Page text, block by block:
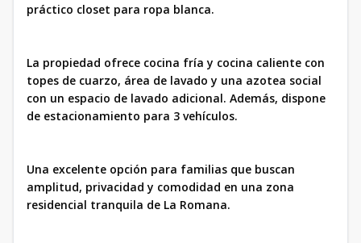
práctico closet para ropa blanca.
La propiedad ofrece cocina fría y cocina caliente con
topes de cuarzo, área de lavado y una azotea social
con un espacio de lavado adicional. Además, dispone
de estacionamiento para 3 vehículos.
Una excelente opción para familias que buscan
amplitud, privacidad y comodidad en una zona
residencial tranquila de La Romana.